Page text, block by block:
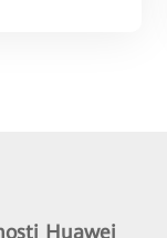
Huawei